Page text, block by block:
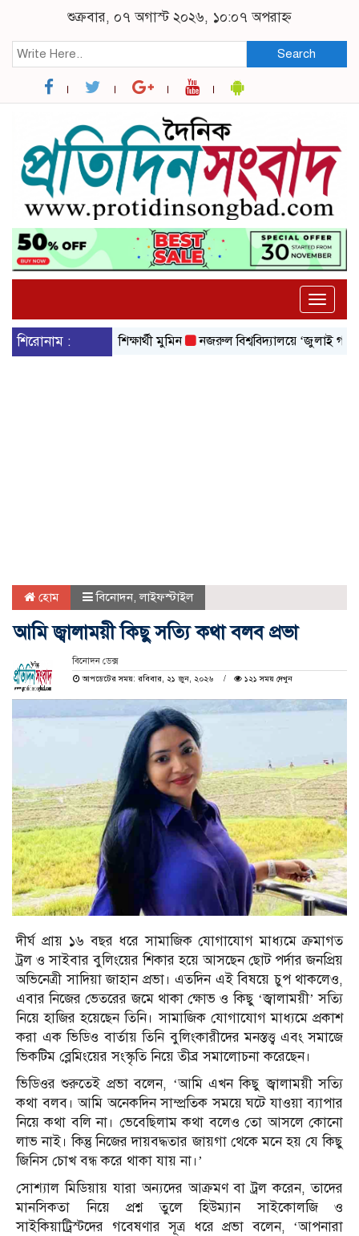
শুক্রবার, ০৭ অগাস্ট ২০২৬, ১০:০৭ অপরাহ্ন
Search
Toggle
শিরোনাম : শিক্ষার্থী মুমিন নজরুল বিশ্ববিদ্যালয়ে ‘জুলাই
হোম বিনোদন ,লাইফস্টাইল
আমি জ্বালাময়ী কিছু সত্যি কথা বলব প্রভা
বিনোদন ডেক্স
আপডেটের সময়: রবিবার, ২১ জুন, ২০২৬
১২১ সময় দেখুন
দীর্ঘ প্রায় ১৬ বছর ধরে সামাজিক যোগাযোগ মাধ্যমে ক্রমাগত
ট্রল ও সাইবার বুলিংয়ের শিকার হয়ে আসছেন ছোট পর্দার জনপ্রিয়
অভিনেত্রী সাদিয়া জাহান প্রভা। এতদিন এই বিষয়ে চুপ থাকলেও,
এবার নিজের ভেতরের জমে থাকা ক্ষোভ ও কিছু ‘জ্বালাময়ী’ সত্যি
নিয়ে হাজির হয়েছেন তিনি। সামাজিক যোগাযোগ মাধ্যমে প্রকাশ
করা এক ভিডিও বার্তায় তিনি বুলিংকারীদের মনস্তত্ত্ব এবং সমাজে
ভিকটিম ব্লেমিংয়ের সংস্কৃতি নিয়ে তীব্র সমালোচনা করেছেন।
ভিডিওর শুরুতেই প্রভা বলেন, ‘আমি এখন কিছু জ্বালাময়ী সত্যি
কথা বলব। আমি অনেকদিন সাম্প্রতিক সময়ে ঘটে যাওয়া ব্যাপার
নিয়ে কথা বলি না। ভেবেছিলাম কথা বলেও তো আসলে কোনো
লাভ নাই। কিন্তু নিজের দায়বদ্ধতার জায়গা থেকে মনে হয় যে কিছু
জিনিস চোখ বন্ধ করে থাকা যায় না।’
সোশ্যাল মিডিয়ায় যারা অন্যদের আক্রমণ বা ট্রল করেন, তাদের
মানসিকতা নিয়ে প্রশ্ন তুলে হিউম্যান সাইকোলজি ও
সাইকিয়াট্রিস্টদের গবেষণার সূত্র ধরে প্রভা বলেন, ‘আপনারা